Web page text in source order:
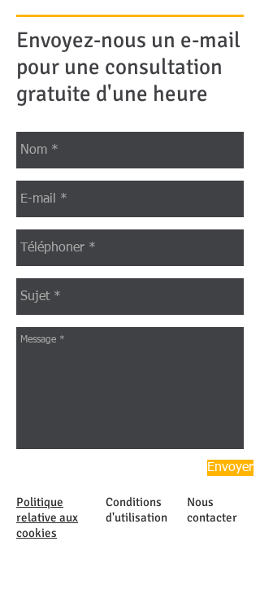
Envoyez-nous un e-mail
pour une consultation
gratuite d'une heure
Envoyer
Politique
relative aux
cookies
Conditions
d'utilisation
Nous
contacter